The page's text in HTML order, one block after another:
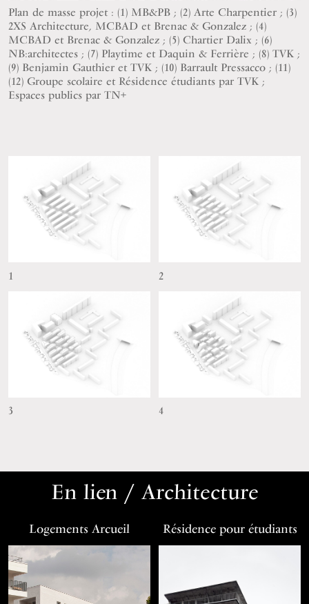
Plan de masse projet : (1) MB&PB ; (2) Arte Charpentier ; (3)
2XS Architecture, MCBAD et Brenac & Gonzalez ; (4)
MCBAD et Brenac & Gonzalez ; (5) Chartier Dalix ; (6)
NB:architectes ; (7) Playtime et Daquin & Ferrière ; (8) TVK ;
(9) Benjamin Gauthier et TVK ; (10) Barrault Pressacco ; (11)
(12) Groupe scolaire et Résidence étudiants par TVK ;
Espaces publics par TN+
1 2
3 4
En lien / Architecture
Logements Arcueil Résidence pour étudiants